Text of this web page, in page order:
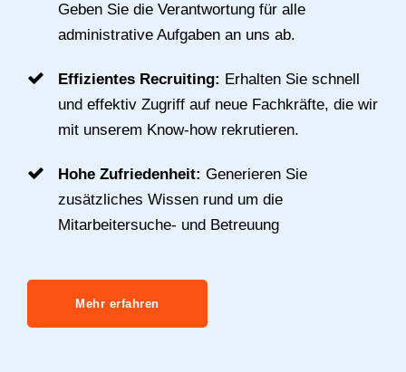
Geben Sie die Verantwortung für alle
administrative Aufgaben an uns ab.
Effizientes Recruiting: Erhalten Sie schnell
und effektiv Zugriff auf neue Fachkräfte, die wir
mit unserem Know-how rekrutieren.
Hohe Zufriedenheit: Generieren Sie
zusätzliches Wissen rund um die
Mitarbeitersuche- und Betreuung
Mehr erfahren